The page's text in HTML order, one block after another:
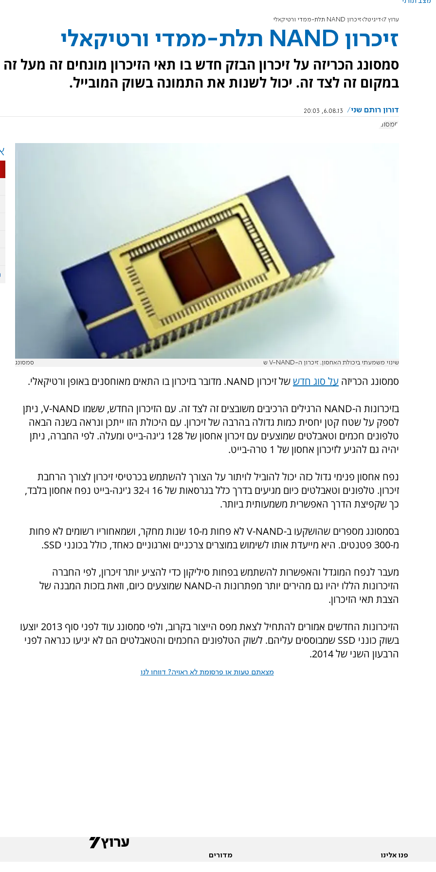
ערוץ 7 דיגיטל זיכרון NAND תלת-ממדי ורטיקאלי
זיכרון NAND תלת-ממדי ורטיקאלי
סמסונג הכריזה על זיכרון הבזק חדש בו תאי הזיכרון מונחים זה מעל זה
במקום זה לצד זה. יכול לשנות את התמונה בשוק המובייל.
דורון רותם שני
6.08.13, 20:03
סמסונג
שינוי משמעתי ביכולת האחסון. זיכרון ה-V-NAND ש סמסונג
סמסונג הכריזה על סוג חדששל זיכרון NAND. מדובר בזיכרון בו התאים מאוחסנים באופן ורטיקאלי.
בזיכרונות ה-NAND הרגילים הרכיבים משובצים זה לצד זה. עם הזיכרון החדש, ששמו V-NAND, ניתן
לספק על שטח קטן יחסית כמות גדולה בהרבה של זיכרון. עם היכולת הזו ייתכן ונראה בשנה הבאה
טלפונים חכמים וטאבלטים שמוצעים עם זיכרון אחסון של 128 ג'יגה-בייט ומעלה. לפי החברה, ניתן
יהיה גם להגיע לזיכרון אחסון של 1 טרה-בייט.
נפח אחסון פנימי גדול כזה יכול להוביל לויתור על הצורך להשתמש בכרטיסי זיכרון לצורך הרחבת
זיכרון. טלפונים וטאבלטים כיום מגיעים בדרך כלל בגרסאות של 16 ו-32 ג'יגה-בייט נפח אחסון בלבד,
כך שקפיצת הדרך האפשרית משמעותית ביותר.
בסמסונג מספרים שהושקעו ב-V-NAND לא פחות מ-10 שנות מחקר, ושמאחוריו רשומים לא פחות
מ-300 פטנטים. היא מייעדת אותו לשימוש במוצרים צרכניים וארגוניים כאחד, כולל בכונני SSD.
מעבר לנפח המוגדל והאפשרות להשתמש בפחות סיליקון כדי להציע יותר זיכרון, לפי החברה
הזיכרונות הללו יהיו גם מהירים יותר מפתרונות ה-NAND שמוצעים כיום, וזאת בזכות המבנה של
הצבת תאי הזיכרון.
הזיכרונות החדשים אמורים להתחיל לצאת מפס הייצור בקרוב, ולפי סמסונג עוד לפני סוף 2013 יוצעו
בשוק כונני SSD שמבוססים עליהם. לשוק הטלפונים החכמים והטאבלטים הם לא יגיעו כנראה לפני
הרבעון השני של 2014.
מצאתם טעות או פרסומת לא ראויה? דווחו לנו
פנו אלינו מדורים